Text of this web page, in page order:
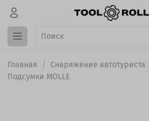
Главная Снаряжение автотуриста
Подсумки MOLLE